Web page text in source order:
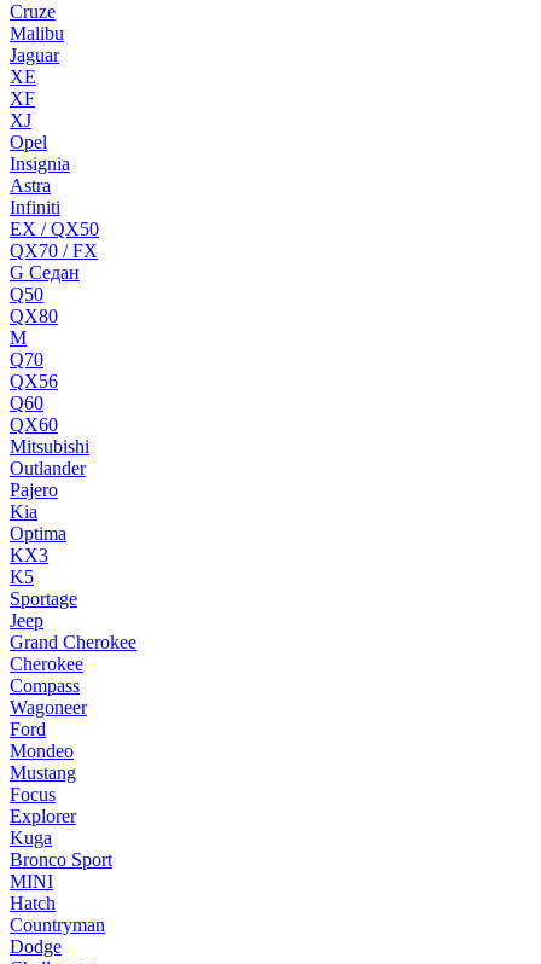
Cruze
Malibu
Jaguar
XE
XF
XJ
Opel
Insignia
Astra
Infiniti
EX / QX50
QX70 / FX
G Cедан
Q50
QX80
M
Q70
QX56
Q60
QX60
Mitsubishi
Outlander
Pajero
Kia
Optima
KX3
K5
Sportage
Jeep
Grand Cherokee
Cherokee
Compass
Wagoneer
Ford
Mondeo
Mustang
Focus
Explorer
Kuga
Bronco Sport
MINI
Hatch
Countryman
Dodge